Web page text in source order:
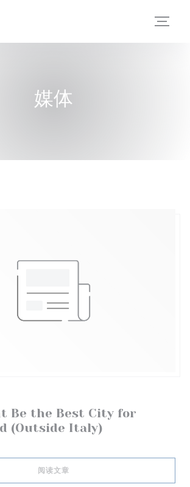
媒体
Be the Best City for
(Outside Italy)
阅读文章((在新窗口中打开))